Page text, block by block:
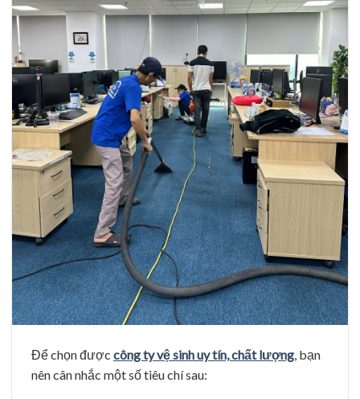
Để chọn được công ty vệ sinh uy tín, chất lượng, bạn
nên cân nhắc một số tiêu chí sau: